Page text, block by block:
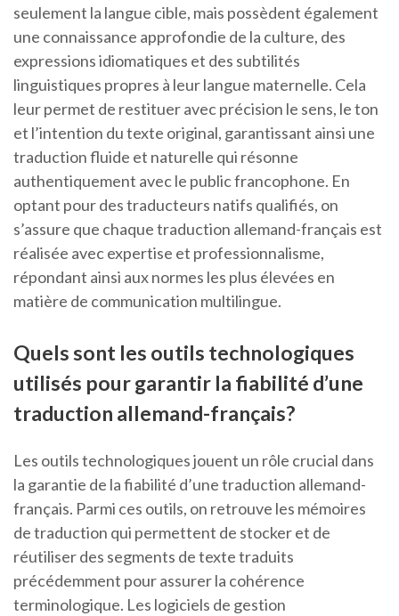
seulement la langue cible, mais possèdent également
une connaissance approfondie de la culture, des
expressions idiomatiques et des subtilités
linguistiques propres à leur langue maternelle. Cela
leur permet de restituer avec précision le sens, le ton
et l’intention du texte original, garantissant ainsi une
traduction fluide et naturelle qui résonne
authentiquement avec le public francophone. En
optant pour des traducteurs natifs qualifiés, on
s’assure que chaque traduction allemand-français est
réalisée avec expertise et professionnalisme,
répondant ainsi aux normes les plus élevées en
matière de communication multilingue.
Quels sont les outils technologiques
utilisés pour garantir la fiabilité d’une
traduction allemand-français?
Les outils technologiques jouent un rôle crucial dans
la garantie de la fiabilité d’une traduction allemand-
français. Parmi ces outils, on retrouve les mémoires
de traduction qui permettent de stocker et de
réutiliser des segments de texte traduits
précédemment pour assurer la cohérence
terminologique. Les logiciels de gestion